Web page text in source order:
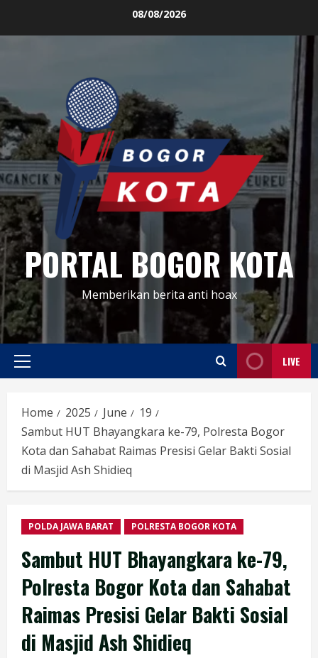
08/08/2026
PORTAL BOGOR KOTA
Memberikan berita anti hoax
Primary
LIVE
Home 2025 June
19
Sambut HUT Bhayangkara ke-79, Polresta Bogor
Kota dan Sahabat Raimas Presisi Gelar Bakti Sosial
di Masjid Ash Shidieq
POLDA JAWA BARAT POLRESTA BOGOR KOTA
Sambut HUT Bhayangkara ke-79,
Polresta Bogor Kota dan Sahabat
Raimas Presisi Gelar Bakti Sosial
di Masjid Ash Shidieq